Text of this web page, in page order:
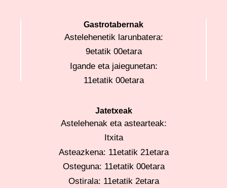
Gastrotabernak
Astelehenetik larunbatera:
9etatik 00etara
Igande eta jaiegunetan:
11etatik 00etara
Jatetxeak
Astelehenak eta astearteak:
Itxita
Asteazkena: 11etatik 21etara
Osteguna: 11etatik 00etara
Ostirala: 11etatik 2etara